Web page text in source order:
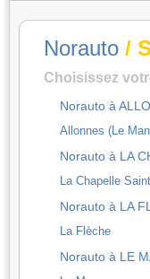
Norauto /
Choisissez
Norauto à
Allonnes (Le
Norauto à LA
La Chapelle
Norauto à LA
La Flèche
Norauto à LE